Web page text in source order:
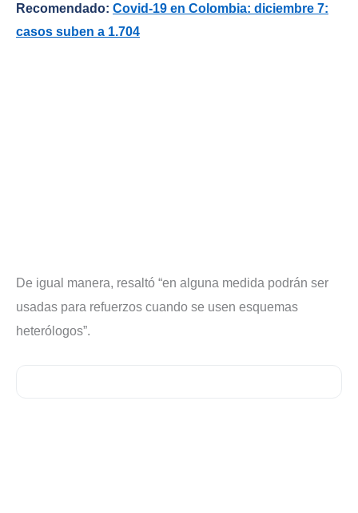
Recomendado: Covid-19 en Colombia: diciembre 7:
casos suben a 1.704
De igual manera, resaltó “en alguna medida podrán ser
usadas para refuerzos cuando se usen esquemas
heterólogos”.